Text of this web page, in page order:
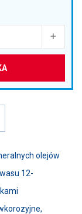
+
olejów
12-